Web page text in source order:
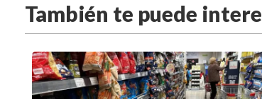
También te puede